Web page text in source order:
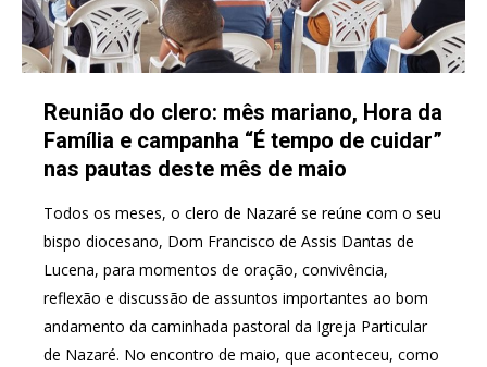
Reunião do clero: mês mariano, Hora da
Família e campanha “É tempo de cuidar”
nas pautas deste mês de maio
Todos os meses, o clero de Nazaré se reúne com o seu
bispo diocesano, Dom Francisco de Assis Dantas de
Lucena, para momentos de oração, convivência,
reflexão e discussão de assuntos importantes ao bom
andamento da caminhada pastoral da Igreja Particular
de Nazaré. No encontro de maio, que aconteceu, como